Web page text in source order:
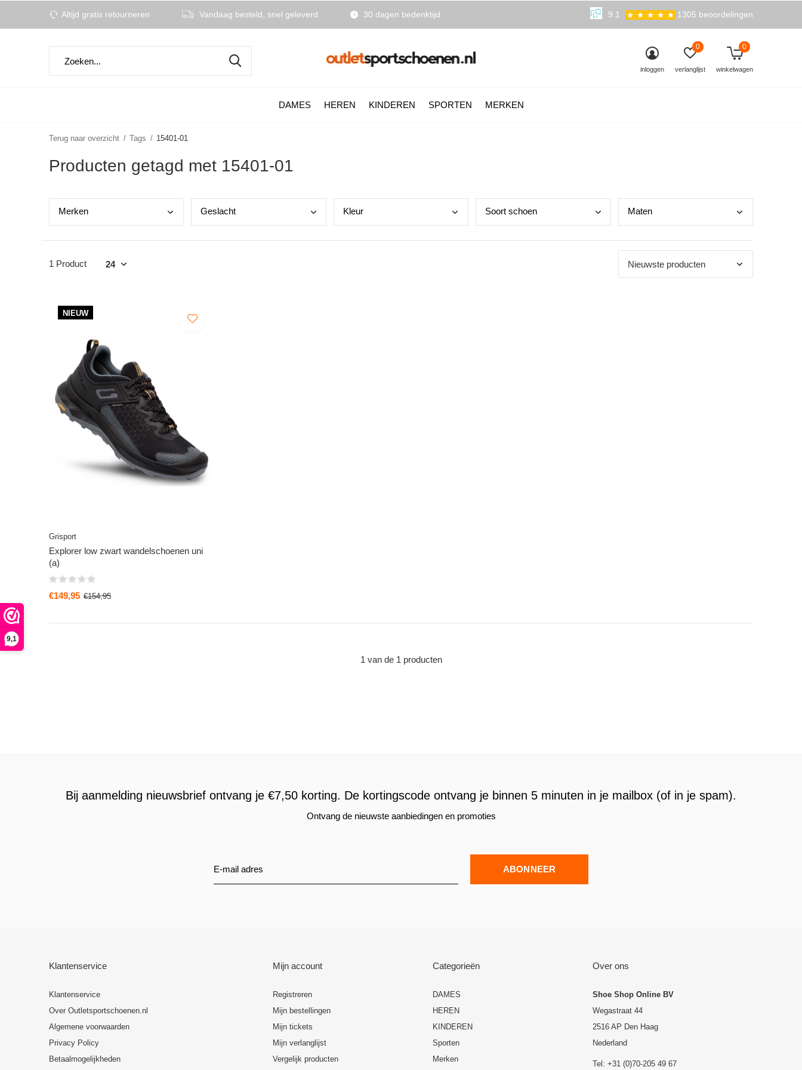
9,1
DAMES HEREN KINDEREN SPORTEN MERKEN
inloggen verlanglijst
0
winkelwagen
0
Altijd gratis retourneren Vandaag besteld, snel geleverd 30 dagen bedenktijd 9.1 1305 beoordelingen
Terug naar overzicht Tags 15401-01
Producten getagd met 15401-01
Merken Geslacht Kleur Soort schoen Maten
1 Product
NIEUW
Grisport
Explorer low zwart wandelschoenen uni
(a)
€149,95 €154,95
1 van de 1 producten
Bij aanmelding nieuwsbrief ontvang je €7,50 korting. De kortingscode ontvang je binnen 5 minuten in je mailbox (of in je spam).
Ontvang de nieuwste aanbiedingen en promoties
ABONNEER
Klantenservice
Klantenservice
Over Outletsportschoenen.nl
Algemene voorwaarden
Privacy Policy
Betaalmogelijkheden
Mijn account
Registreren
Mijn bestellingen
Mijn tickets
Mijn verlanglijst
Vergelijk producten
Categorieën
DAMES
HEREN
KINDEREN
Sporten
Merken
Over ons
Shoe Shop Online BV
Wegastraat 44
2516 AP Den Haag
Nederland
Tel: +31 (0)70-205 49 67